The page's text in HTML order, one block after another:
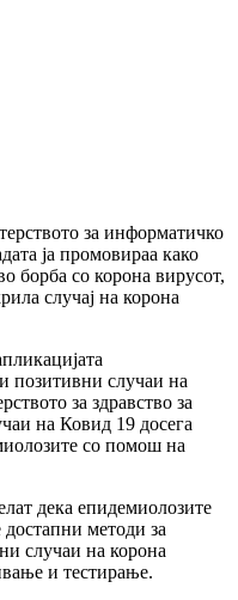
за информатичко
ја промовираа како
борба со корона вирусот,
случај на корона
позитивни случаи на
за здравство за
на Ковид 19 досега
со помош на
дека епидемиолозите
достапни методи за
случаи на корона
и тестирање.